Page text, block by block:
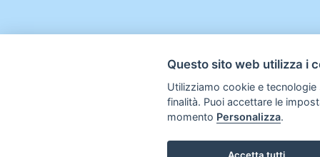
Questo sito web utilizza i
Utilizziamo cookie e
finalità. Puoi accettare le
momento Personalizza.